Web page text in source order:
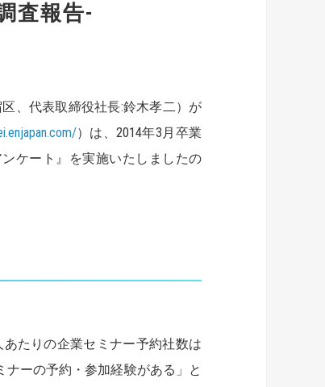
査報告-
、代表取締役社長:鈴木孝二）が
）は、2014年3月卒業
ケート』を実施いたしましたの
たりの企業セミナー予約社数は
ナーの予約・参加経験がある」と